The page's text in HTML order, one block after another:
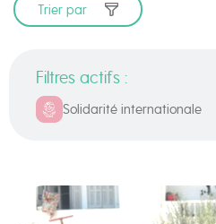
Trier par
Filtres actifs :
Solidarité internationale